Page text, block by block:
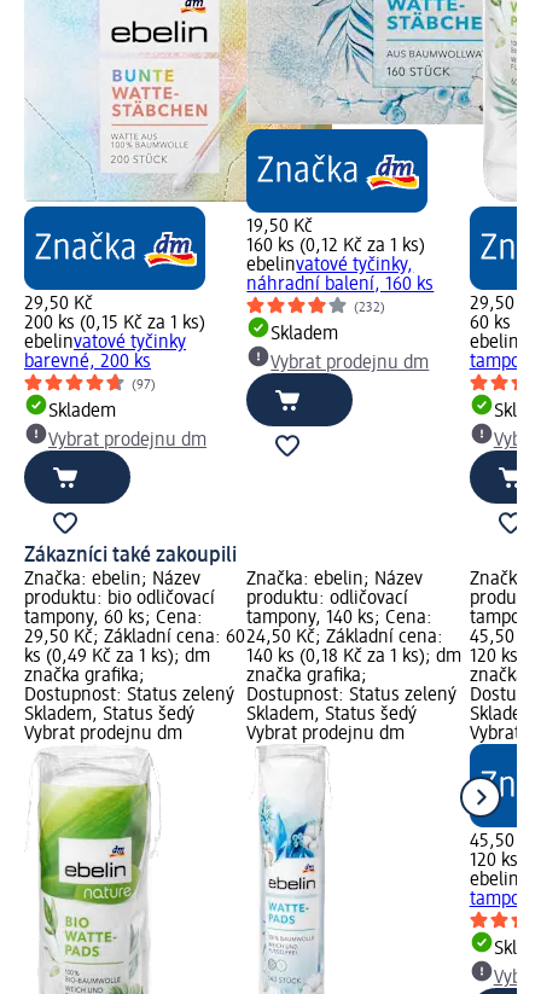
29,50 Kč
200 ks (0,15 Kč za 1 ks)
ebelinvatové tyčinky
barevné, 200 ks
(97)
Skladem
Vybrat prodejnu dm
19,50 Kč
160 ks (0,12 Kč za 1 ks)
ebelinvatové tyčinky,
náhradní balení, 160 ks
(232)
Skladem
Vybrat prodejnu dm
29,50 Kč
60 ks
ebelin
Zákazníci také zakoupili
Značka: ebelin; Název
produktu: bio odličovací
tampony, 60 ks; Cena:
29,50 Kč; Základní cena: 60
ks (0,49 Kč za 1 ks); dm
značka grafika;
Dostupnost: Status zelený
Skladem, Status šedý
Vybrat prodejnu dm
Značka: ebelin; Název
produktu: odličovací
tampony, 140 ks; Cena:
24,50 Kč; Základní cena:
140 ks (0,18 Kč za 1 ks); dm
značka grafika;
Dostupnost: Status zelený
Skladem, Status šedý
Vybrat prodejnu dm
Značka:
45,50
120 ks
značka
Vybrat
45,50 Kč
120 ks
ebelin